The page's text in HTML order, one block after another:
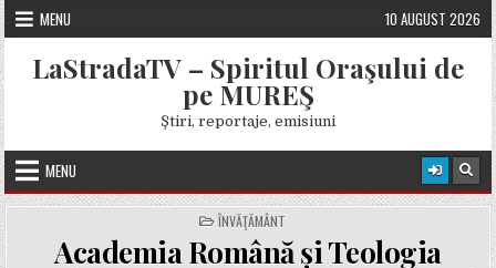
Skip
to
content
MENU 10 AUGUST 2026
LaStradaTV – Spiritul Oraşului de
pe MUREŞ
Ştiri, reportaje, emisiuni
MENU
POSTED
IN
ÎNVĂŢĂMÂNT
Academia Română și Teologia